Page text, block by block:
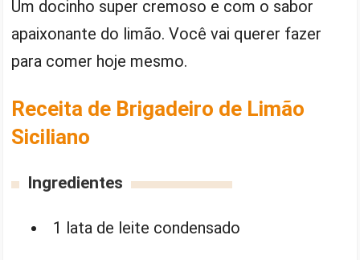
Um docinho super cremoso e com o sabor
apaixonante do limão. Você vai querer fazer
para comer hoje mesmo.
Receita de Brigadeiro de Limão
Siciliano
Ingredientes
1 lata de leite condensado